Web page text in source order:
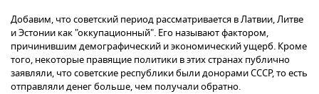
Добавим, что советский период рассматривается в Латвии, Литве
и Эстонии как "оккупационный". Его называют фактором,
причинившим демографический и экономический ущерб. Кроме
того, некоторые правящие политики в этих странах публично
заявляли, что советские республики были донорами СССР, то есть
отправляли денег больше, чем получали обратно.